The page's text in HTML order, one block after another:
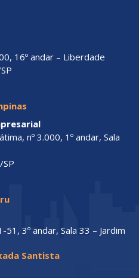
16º andar – Liberdade
nº 3.000, 1º andar, Sala
3º andar, Sala 33 – Jardim
Santista